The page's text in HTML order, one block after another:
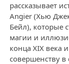
рассказывает
Angier (Хью
Бейл), которые
магии и
конца XIX века
совершенству в